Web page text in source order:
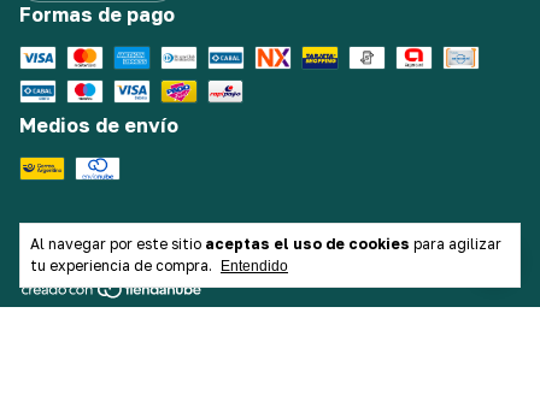
Al navegar por este sitio aceptas el uso de cookies para agilizar
tu experiencia de compra.
Entendido
Formas de pago
Medios de envío
Defensa de las y los consumidores. Para reclamos ingresa
aquí. / Botón de arrepentimiento